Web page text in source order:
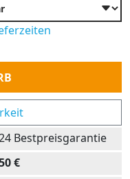
Bestpreisgarantie
€